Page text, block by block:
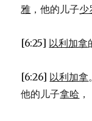
雅 ，他的儿子少
[6:25] 以利加拿
[6:26] 以利加拿。
他的儿子拿哈 ，